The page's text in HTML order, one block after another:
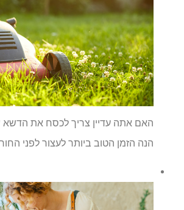
האם אתה עדיין צריך לכסח את
הנה הזמן הטוב ביותר לעצור לפני